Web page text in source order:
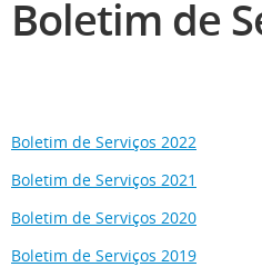
Boletim de
Boletim de Serviços 2022
Boletim de Serviços 2021
Boletim de Serviços 2020
Boletim de Serviços 2019